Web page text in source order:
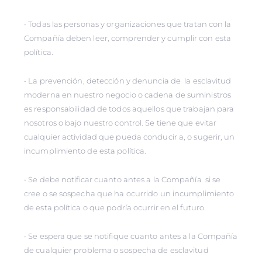
• Todas las personas y organizaciones que tratan con la
Compañía deben leer, comprender y cumplir con esta
política.
• La prevención, detección y denuncia de la esclavitud
moderna en nuestro negocio o cadena de suministros
es responsabilidad de todos aquellos que trabajan para
nosotros o bajo nuestro control. Se tiene que evitar
cualquier actividad que pueda conducir a, o sugerir, un
incumplimiento de esta política.
• Se debe notificar cuanto antes a la Compañía si se
cree o se sospecha que ha ocurrido un incumplimiento
de esta política o que podría ocurrir en el futuro.
• Se espera que se notifique cuanto antes a la Compañía
de cualquier problema o sospecha de esclavitud